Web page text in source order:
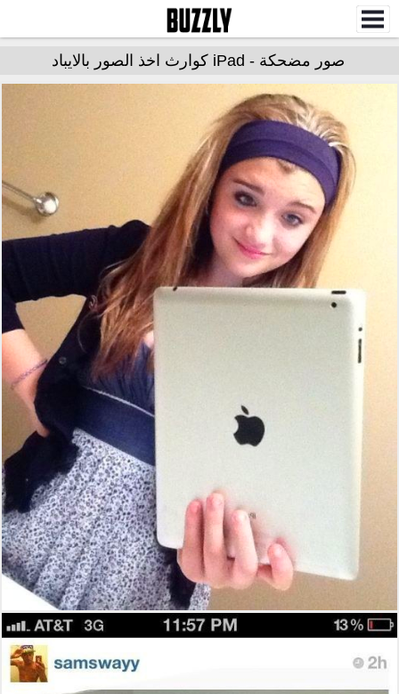
صور مضحكة - iPad كوارث اخذ الصور بالايباد